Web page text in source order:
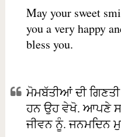
May your sweet
you a very happy
bless you.
ਮੋਮਬੱਤੀਆਂ ਦੀ
ਹਨ ਉਹ ਵੇਖੋ. ਆਪਣੇ
ਜੀਵਨ ਨੂੰ. ਜਨਮਦਿਨ